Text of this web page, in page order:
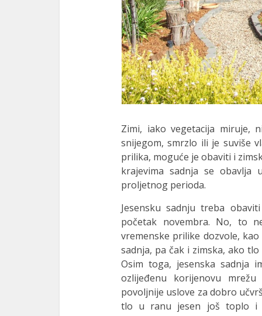
Zimi, iako vegetacija miruje,
snijegom, smrzlo ili je suviše
prilika, moguće je obaviti i
krajevima sadnja se
proljetnog perioda.
Jesensku sadnju treba
početak novembra. No, to
vremenske prilike dozvole,
sadnja, pa čak i zimska, ako
Osim toga, jesenska sadnja
ozlijeđenu korijenovu
povoljnije uslove za dobro
tlo u ranu jesen još toplo i